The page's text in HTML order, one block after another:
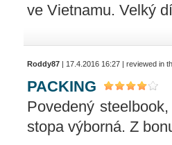
ve Vietnamu. Velký
Roddy87 | 17.4.2016 16:27 | reviewed in
PACKING
Povedený
stopa výborná. Z